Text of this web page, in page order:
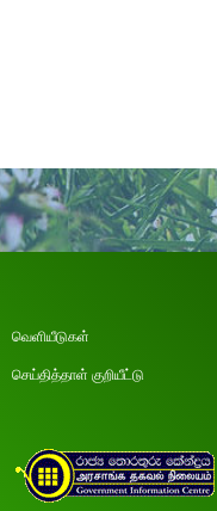
வெளியீடுகள்
செய்தித்தாள் குறியீட்டு